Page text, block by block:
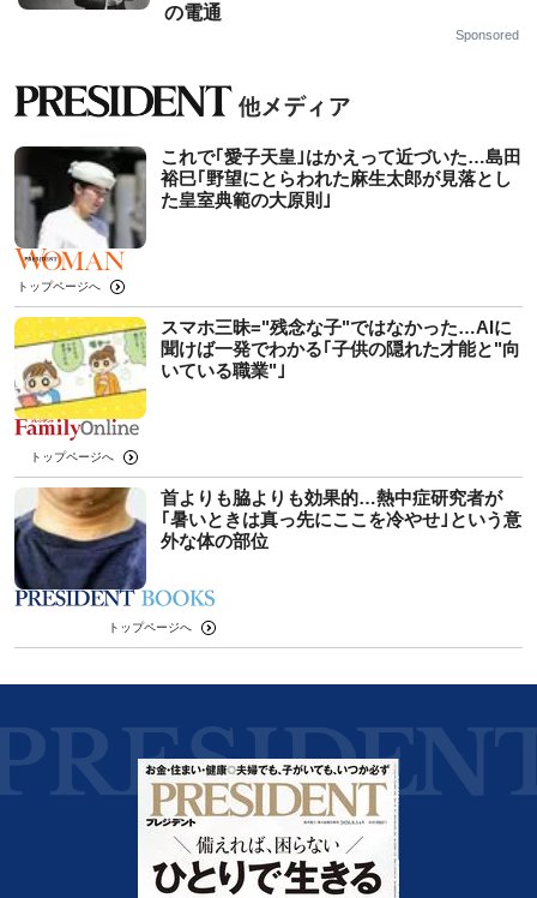
の電通
Sponsored
これで｢愛子天皇｣はかえって近づいた…島田
裕巳｢野望にとらわれた麻生太郎が見落とし
た皇室典範の大原則｣
トップページへ
スマホ三昧="残念な子"ではなかった…AIに
聞けば一発でわかる｢子供の隠れた才能と"向
いている職業"｣
トップページへ
首よりも脇よりも効果的…熱中症研究者が
｢暑いときは真っ先にここを冷やせ｣という意
外な体の部位
トップページへ